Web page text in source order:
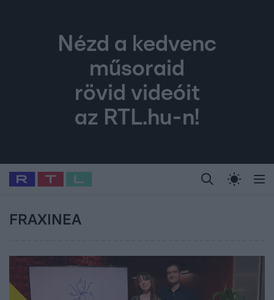
Nézd a kedvenc
műsoraid
rövid videóit
az RTL.hu-n!
Legfrissebb RTL Híradó Randi Celeb vagyok,
Babits Marcella Most Wanted Gallusz
FRAXINEA